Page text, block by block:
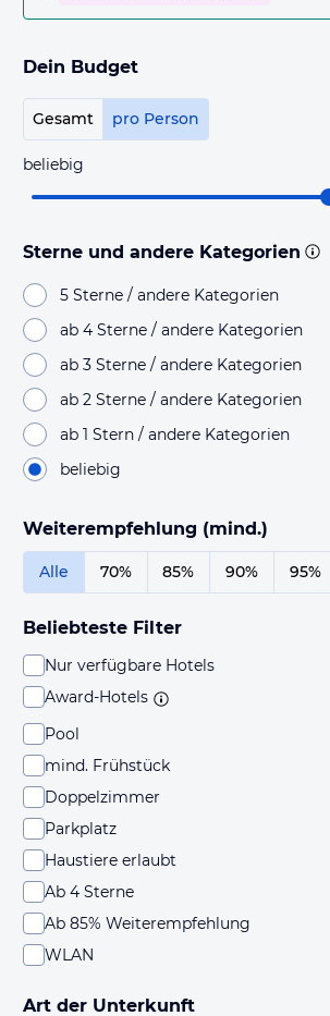
Dein Budget
Gesamt pro Person
beliebig
Sterne und andere Kategorien
5 Sterne / andere Kategorien
ab 4 Sterne / andere Kategorien
ab 3 Sterne / andere Kategorien
ab 2 Sterne / andere Kategorien
ab 1 Stern / andere Kategorien
beliebig
Weiterempfehlung (mind.)
Alle 70% 85% 90% 95%
Beliebteste Filter
Nur verfügbare Hotels
Award-Hotels
Pool
mind. Frühstück
Doppelzimmer
Parkplatz
Haustiere erlaubt
Ab 4 Sterne
Ab 85% Weiterempfehlung
WLAN
Art der Unterkunft